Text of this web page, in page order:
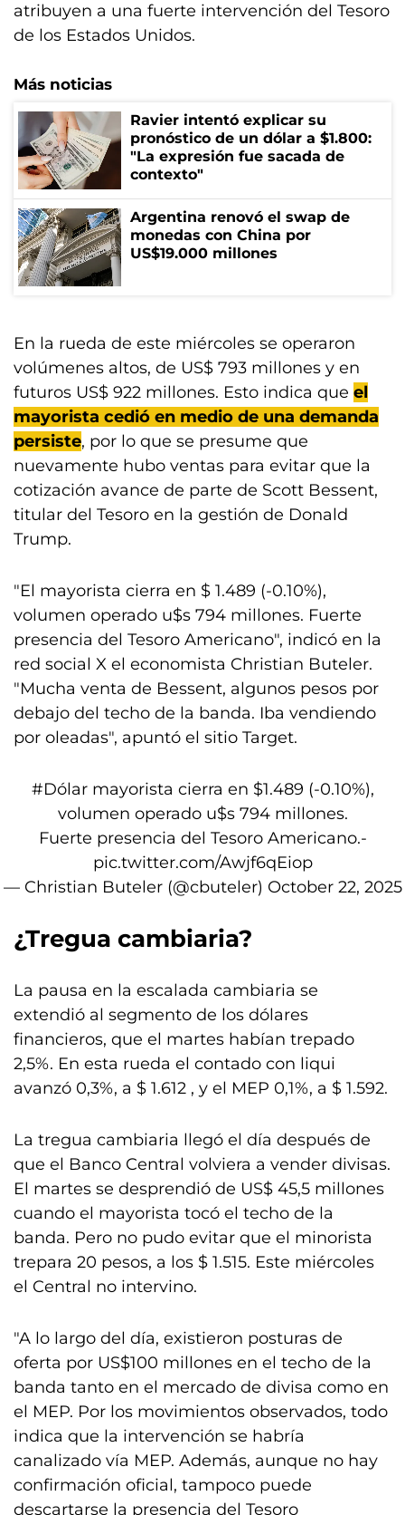
atribuyen a una fuerte intervención del Tesoro
de los Estados Unidos.
Más noticias
Ravier intentó explicar su
pronóstico de un dólar a $1.800:
"La expresión fue sacada de
contexto"
Argentina renovó el swap de
monedas con China por
US$19.000 millones
En la rueda de este miércoles se operaron
volúmenes altos, de US$ 793 millones y en
futuros US$ 922 millones. Esto indica que el
mayorista cedió en medio de una demanda
persiste, por lo que se presume que
nuevamente hubo ventas para evitar que la
cotización avance de parte de Scott Bessent,
titular del Tesoro en la gestión de Donald
Trump.
"El mayorista cierra en $ 1.489 (-0.10%),
volumen operado u$s 794 millones. Fuerte
presencia del Tesoro Americano", indicó en la
red social X el economista Christian Buteler.
"Mucha venta de Bessent, algunos pesos por
debajo del techo de la banda. Iba vendiendo
por oleadas", apuntó el sitio Target.
#Dólarmayorista cierra en $1.489 (-0.10%),
volumen operado u$s 794 millones.
Fuerte presencia del Tesoro Americano.-
pic.twitter.com/Awjf6qEiop
— Christian Buteler (@cbuteler) October 22, 2025
¿Tregua cambiaria?
La pausa en la escalada cambiaria se
extendió al segmento de los dólares
financieros, que el martes habían trepado
2,5%. En esta rueda el contado con liqui
avanzó 0,3%, a $ 1.612 , y el MEP 0,1%, a $ 1.592.
La tregua cambiaria llegó el día después de
que el Banco Central volviera a vender divisas.
El martes se desprendió de US$ 45,5 millones
cuando el mayorista tocó el techo de la
banda. Pero no pudo evitar que el minorista
trepara 20 pesos, a los $ 1.515. Este miércoles
el Central no intervino.
"A lo largo del día, existieron posturas de
oferta por US$100 millones en el techo de la
banda tanto en el mercado de divisa como en
el MEP. Por los movimientos observados, todo
indica que la intervención se habría
canalizado vía MEP. Además, aunque no hay
confirmación oficial, tampoco puede
descartarse la presencia del Tesoro